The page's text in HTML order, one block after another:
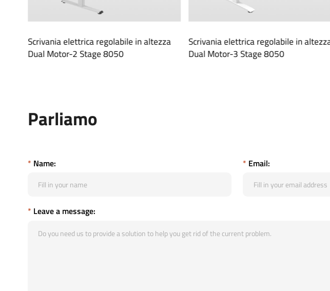
Scrivania elettrica regolabile in altezza
Dual Motor-2 Stage 8050
Scrivania elettrica regolabile in
Dual Motor-3 Stage 8050
Parliamo
* Name: * Email:
* Leave a message: